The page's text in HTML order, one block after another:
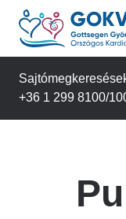
Ugrás
tartalomra
+36 1 299 8100/